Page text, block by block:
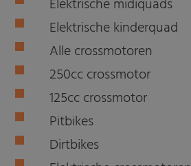
Elektrische midiquads
Elektrische kinderquad
Alle crossmotoren
250cc crossmotor
125cc crossmotor
Pitbikes
Dirtbikes